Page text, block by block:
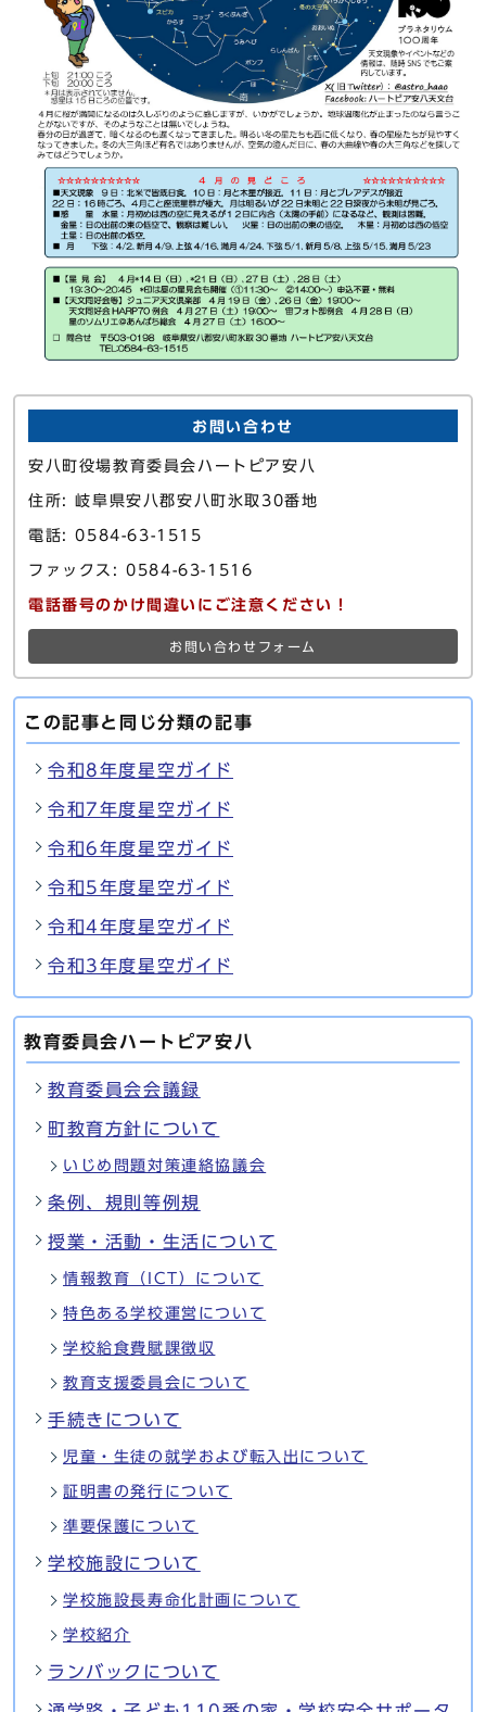
お問い合わせ
安八町役場教育委員会ハートピア安八
住所: 岐阜県安八郡安八町氷取30番地
電話: 0584-63-1515
ファックス: 0584-63-1516
電話番号のかけ間違いにご注意ください！
お問い合わせフォーム
この記事と同じ分類の記事
令和8年度星空ガイド
令和7年度星空ガイド
令和6年度星空ガイド
令和5年度星空ガイド
令和4年度星空ガイド
令和3年度星空ガイド
教育委員会ハートピア安八
教育委員会会議録
町教育方針について
いじめ問題対策連絡協議会
条例、規則等例規
授業・活動・生活について
情報教育（ICT）について
特色ある学校運営について
学校給食費賦課徴収
教育支援委員会について
手続きについて
児童・生徒の就学および転入出について
証明書の発行について
準要保護について
学校施設について
学校施設長寿命化計画について
学校紹介
ランバックについて